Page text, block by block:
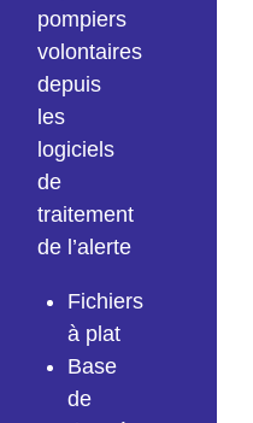
pompiers
volontaires
depuis
les
logiciels
de
traitement
de l’alerte
Fichiers
à plat
Base
de